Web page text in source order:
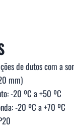
de dutos com a
mm)
-20 ºC a +50 ºC
a +70 ºC